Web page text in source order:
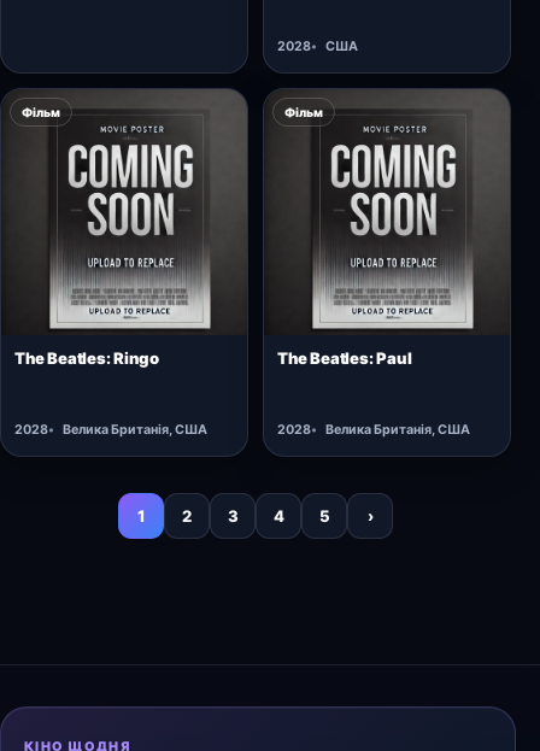
2028 США
Фільм
Відкрити картку →
The Beatles: Ringo
2028 Велика Британія, США
Фільм
Відкрити картку →
The Beatles: Paul
2028 Велика Британія, США
1 2 3 4 5 ›
КІНО ЩОДНЯ